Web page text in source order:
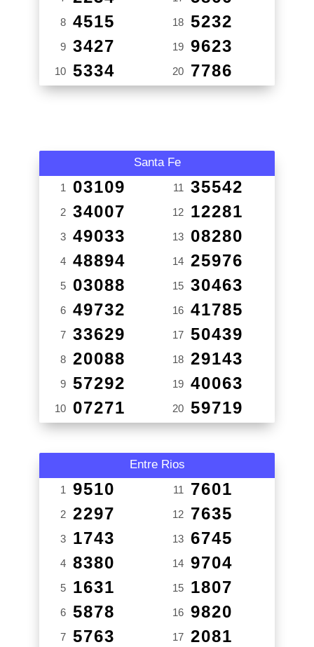
8 4515
9 3427
10 5334
18 5232
19 9623
20 7786
Santa Fe
1 03109
2 34007
3 49033
4 48894
5 03088
6 49732
7 33629
8 20088
9 57292
10 07271
11 35542
12 12281
13 08280
14 25976
15 30463
16 41785
17 50439
18 29143
19 40063
20 59719
Entre Rios
1 9510
2 2297
3 1743
4 8380
5 1631
6 5878
7 5763
11 7601
12 7635
13 6745
14 9704
15 1807
16 9820
17 2081